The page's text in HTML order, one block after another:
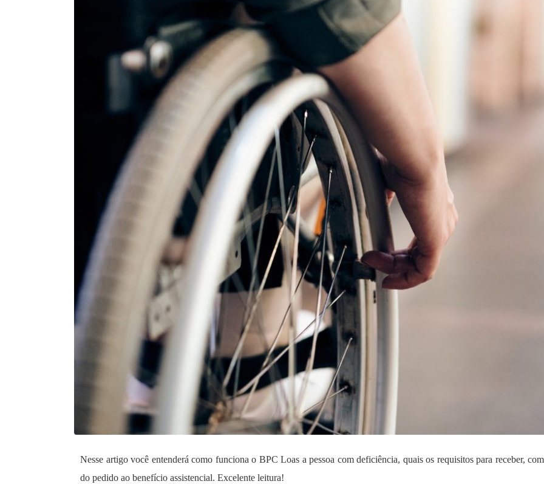
Nesse artigo você entenderá como funciona o BPC Loas a pessoa com deficiência, quais os requisitos para receber,
do pedido ao benefício assistencial. Excelente leitura!